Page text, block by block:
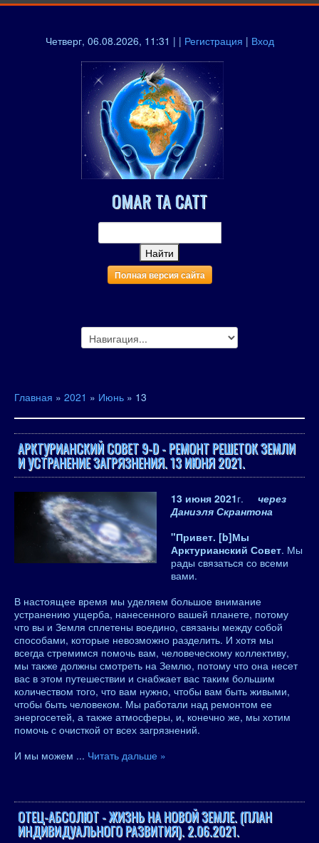
Четверг, 06.08.2026, 11:31 | | Регистрация | Вход
OMAR TA CATT
Полная версия сайта
Главная » 2021 » Июнь » 13
АРКТУРИАНСКИЙ СОВЕТ 9-D - РЕМОНТ РЕШЕТОК ЗЕМЛИ
И УСТРАНЕНИЕ ЗАГРЯЗНЕНИЯ. 13 ИЮНЯ 2021.
13 июня 2021г.
через
Даниэля Скрантона
"Привет. [b]Мы
Арктурианский Совет. Мы
рады связаться со всеми
вами.
В настоящее время мы уделяем большое внимание
устранению ущерба, нанесенного вашей планете, потому
что вы и Земля сплетены воедино, связаны между собой
способами, которые невозможно разделить. И хотя мы
всегда стремимся помочь вам, человеческому коллективу,
мы также должны смотреть на Землю, потому что она несет
вас в этом путешествии и снабжает вас таким большим
количеством того, что вам нужно, чтобы вам быть живыми,
чтобы быть человеком. Мы работали над ремонтом ее
энергосетей, а также атмосферы, и, конечно же, мы хотим
помочь с очисткой от всех загрязнений.
И мы можем ... Читать дальше »
ОТЕЦ-АБСОЛЮТ - ЖИЗНЬ НА НОВОЙ ЗЕМЛЕ. (ПЛАН
ИНДИВИДУАЛЬНОГО РАЗВИТИЯ). 2.06.2021.